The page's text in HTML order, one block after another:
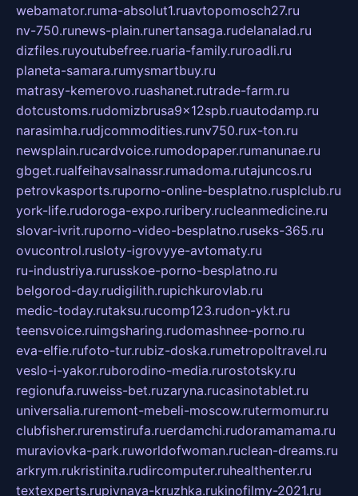
webamator.ruma-absolut1.ruavtopomosch27.ru
nv-750.runews-plain.runertansaga.rudelanalad.ru
dizfiles.ruyoutubefree.ruaria-family.ruroadli.ru
planeta-samara.rumysmartbuy.ru
matrasy-kemerovo.ruashanet.rutrade-farm.ru
dotcustoms.rudomizbrusa9x12spb.ruautodamp.ru
narasimha.rudjcommodities.runv750.rux-ton.ru
newsplain.rucardvoice.rumodopaper.rumanunae.ru
gbget.rualfeihavsalnassr.rumadoma.rutajuncos.ru
petrovkasports.ruporno-online-besplatno.rusplclub.ru
york-life.rudoroga-expo.ruribery.rucleanmedicine.ru
slovar-ivrit.ruporno-video-besplatno.ruseks-365.ru
ovucontrol.rusloty-igrovyye-avtomaty.ru
ru-industriya.rurusskoe-porno-besplatno.ru
belgorod-day.rudigilith.rupichkurovlab.ru
medic-today.rutaksu.rucomp123.rudon-ykt.ru
teensvoice.ruimgsharing.rudomashnee-porno.ru
eva-elfie.rufoto-tur.rubiz-doska.rumetropoltravel.ru
veslo-i-yakor.ruborodino-media.rurostotsky.ru
regionufa.ruweiss-bet.ruzaryna.rucasinotablet.ru
universalia.ruremont-mebeli-moscow.rutermomur.ru
clubfisher.ruremstirufa.ruerdamchi.rudoramamama.ru
muraviovka-park.ruworldofwoman.ruclean-dreams.ru
arkrym.rukristinita.rudircomputer.ruhealthenter.ru
textexperts.rupivnaya-kruzhka.rukinofilmy-2021.ru